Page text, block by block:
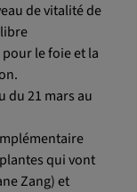
de vitalité de
le foie et la
du 21 mars au
qui vont
Zang) et